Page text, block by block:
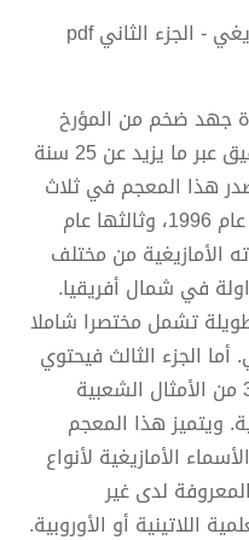
تحميل كتاب المعجم العربي الأمازيغي - الجزء الثاني pdf
جهد ضخم من المؤرخ
والباحث اللغوي الأستاذ محمد شفيق عبر ما يزيد عن 25 سنة
هذا المعجم في ثلاث
مجلدات، أولها عام 1990، وثانيها عام 1996، وثالثها عام
الأمازيغية من مختلف
في شمال أفريقيا.
تشمل مختصرا شاملا
الجزء الثالث فيحتوي
في آخره على عينة مكونة من 310 من الأمثال الشعبية
ويتميز هذا المعجم
الأمازيغية لأنواع
لدى غير
اللاتينية أو الأوروبية.